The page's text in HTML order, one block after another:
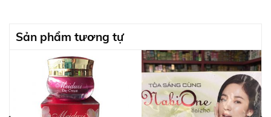
Sản phẩm tương tự